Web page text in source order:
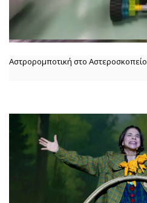
Αστρορομποτική στο